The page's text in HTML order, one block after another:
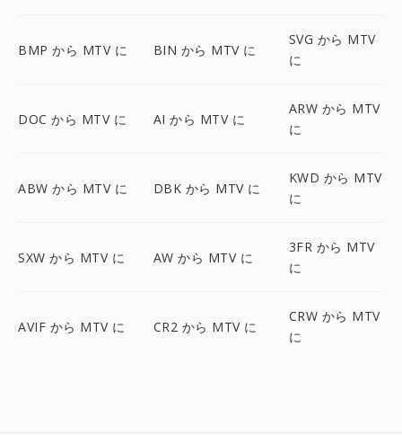
BMP から MTV に BIN から MTV に
SVG から MTV
に
DOC から MTV に AI から MTV に
ARW から MTV
に
ABW から MTV に DBK から MTV に
KWD から MTV
に
SXW から MTV に AW から MTV に
3FR から MTV
に
AVIF から MTV に CR2 から MTV に
CRW から MTV
に